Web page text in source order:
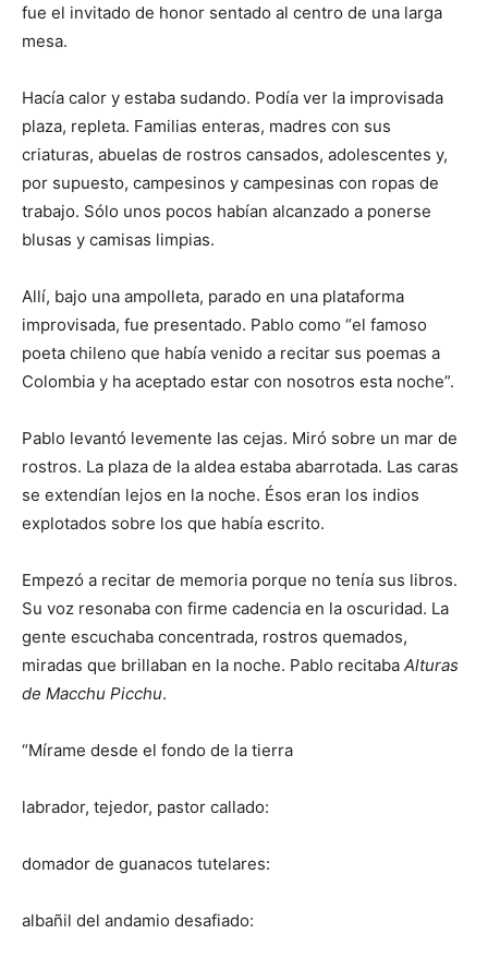
fue el invitado de honor sentado al centro de una larga
mesa.
Hacía calor y estaba sudando. Podía ver la improvisada
plaza, repleta. Familias enteras, madres con sus
criaturas, abuelas de rostros cansados, adolescentes y,
por supuesto, campesinos y campesinas con ropas de
trabajo. Sólo unos pocos habían alcanzado a ponerse
blusas y camisas limpias.
Allí, bajo una ampolleta, parado en una plataforma
improvisada, fue presentado. Pablo como “el famoso
poeta chileno que había venido a recitar sus poemas a
Colombia y ha aceptado estar con nosotros esta noche”.
Pablo levantó levemente las cejas. Miró sobre un mar de
rostros. La plaza de la aldea estaba abarrotada. Las caras
se extendían lejos en la noche. Ésos eran los indios
explotados sobre los que había escrito.
Empezó a recitar de memoria porque no tenía sus libros.
Su voz resonaba con firme cadencia en la oscuridad. La
gente escuchaba concentrada, rostros quemados,
miradas que brillaban en la noche. Pablo recitaba Alturas
de Macchu Picchu.
“Mírame desde el fondo de la tierra
labrador, tejedor, pastor callado:
domador de guanacos tutelares:
albañil del andamio desafiado: